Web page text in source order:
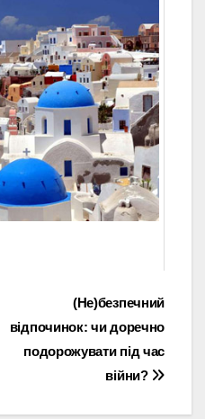
(Не)безпечний
відпочинок: чи доречно
подорожувати під час
війни?